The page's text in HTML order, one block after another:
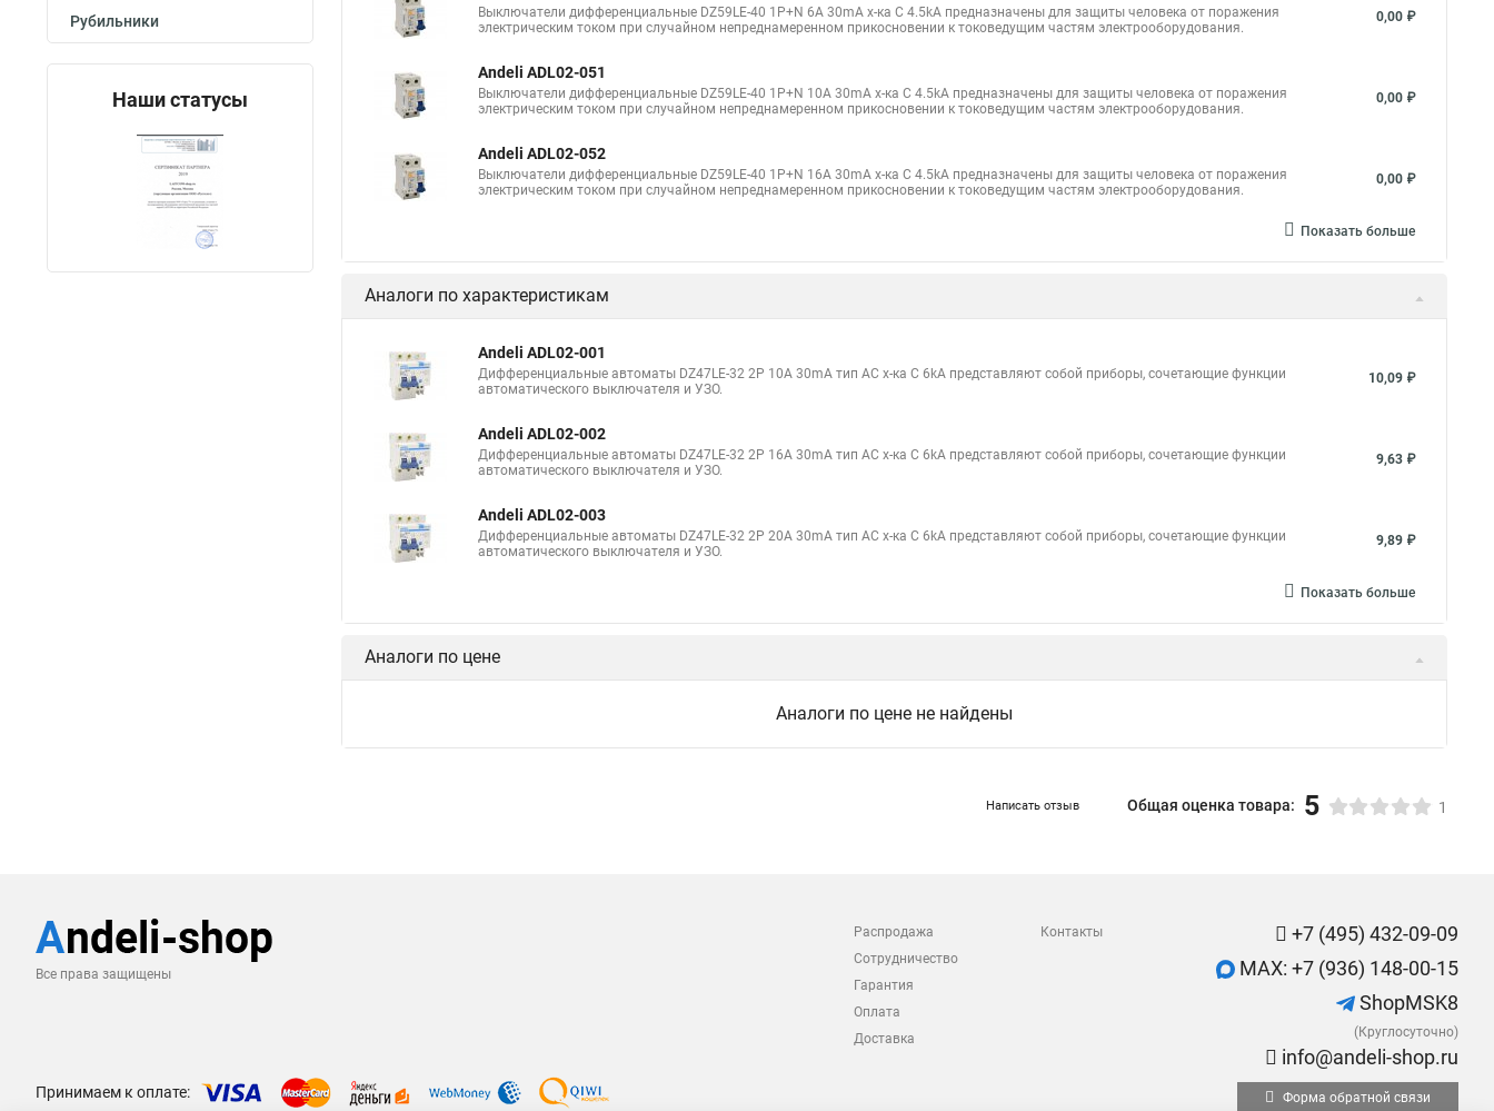
Рубильники
Наши статусы
Выключатели дифференциальные DZ59LE-40 1P+N 6A 30mA х-ка С 4.5kA предназначены для защиты человека от поражения
электрическим током при случайном непреднамеренном прикосновении к токоведущим частям электрооборудования.
0,00 ₽
Andeli ADL02-051
Выключатели дифференциальные DZ59LE-40 1P+N 10A 30mA х-ка С 4.5kA предназначены для защиты человека от поражения
электрическим током при случайном непреднамеренном прикосновении к токоведущим частям электрооборудования.
0,00 ₽
Andeli ADL02-052
Выключатели дифференциальные DZ59LE-40 1P+N 16A 30mA х-ка С 4.5kA предназначены для защиты человека от поражения
электрическим током при случайном непреднамеренном прикосновении к токоведущим частям электрооборудования.
0,00 ₽
Показать больше
Аналоги по характеристикам
Andeli ADL02-001
Дифференциальные автоматы DZ47LE-32 2P 10A 30mA тип AC х-ка С 6kA представляют собой приборы, сочетающие функции
автоматического выключателя и УЗО.
10,09 ₽
Andeli ADL02-002
Дифференциальные автоматы DZ47LE-32 2P 16A 30mA тип AC х-ка С 6kA представляют собой приборы, сочетающие функции
автоматического выключателя и УЗО.
9,63 ₽
Andeli ADL02-003
Дифференциальные автоматы DZ47LE-32 2P 20A 30mA тип AC х-ка С 6kA представляют собой приборы, сочетающие функции
автоматического выключателя и УЗО.
9,89 ₽
Показать больше
Аналоги по цене
Аналоги по цене не найдены
Написать отзыв Общая оценка товара: 5 1
Все права защищены
Распродажа
Сотрудничество
Гарантия
Оплата
Доставка
Контакты
+7 (495) 432-09-09
MAX: +7 (936) 148-00-15
ShopMSK8
(Круглосуточно)
info@andeli-shop.ru
Принимаем к оплате: Форма обратной связи